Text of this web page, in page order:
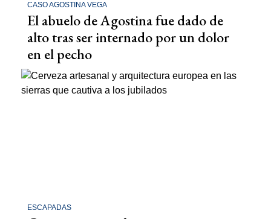
CASO AGOSTINA VEGA
El abuelo de Agostina fue dado de
alto tras ser internado por un dolor
en el pecho
ESCAPADAS